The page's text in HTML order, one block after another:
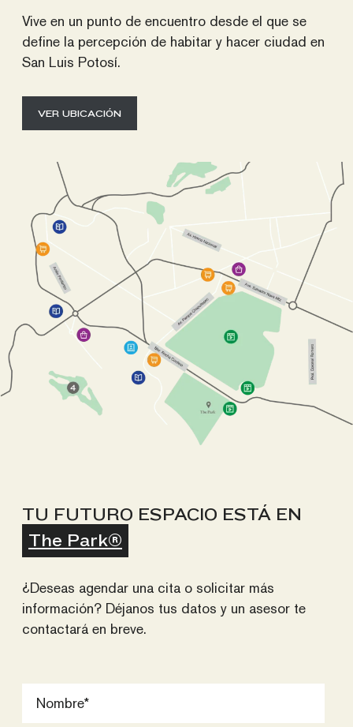
Vive en un punto de encuentro desde el que se
define la percepción de habitar y hacer ciudad en
San Luis Potosí.
VER UBICACIÓN
TU FUTURO ESPACIO ESTÁ EN
The Park®
¿Deseas agendar una cita o solicitar más
información? Déjanos tus datos y un asesor te
contactará en breve.